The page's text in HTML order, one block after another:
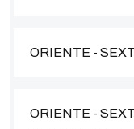
ORIENTE -
ORIENTE -